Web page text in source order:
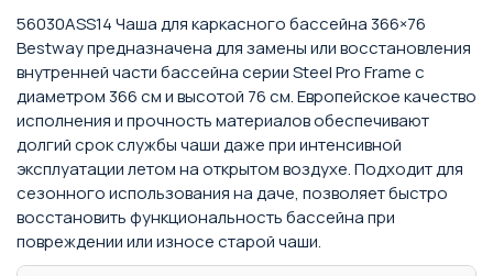
56030ASS14 Чаша для каркасного бассейна 366×76
Bestway предназначена для замены или восстановления
внутренней части бассейна серии Steel Pro Frame с
диаметром 366 см и высотой 76 см. Европейское качество
исполнения и прочность материалов обеспечивают
долгий срок службы чаши даже при интенсивной
эксплуатации летом на открытом воздухе. Подходит для
сезонного использования на даче, позволяет быстро
восстановить функциональность бассейна при
повреждении или износе старой чаши.